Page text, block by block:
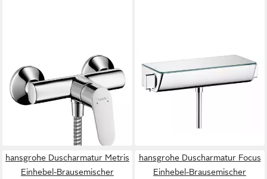
Duscharmatur Focus
Einhebel-Brausemischer
Aufputz - Chrom
lieferbar - in 2-3 Werktagen bei dir
HANSGROHE
Brausethermostat Ecostat
Select
hansgrohe Duscharmatur Metris
Einhebel-Brausemischer
hansgrohe Duscharmatur Focus
Einhebel-Brausemischer